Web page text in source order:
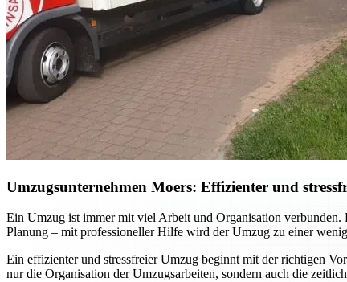
Umzugsunternehmen Moers: Effizienter und
Ein Umzug ist immer mit viel Arbeit und Organisation verbunden.
Planung – mit professioneller Hilfe wird der Umzug zu einer
Ein effizienter und stressfreier Umzug beginnt mit der richtigen
nur die Organisation der Umzugsarbeiten, sondern auch die